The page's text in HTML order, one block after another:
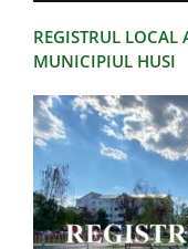
REGISTRUL LOCAL
MUNICIPIUL HUSI